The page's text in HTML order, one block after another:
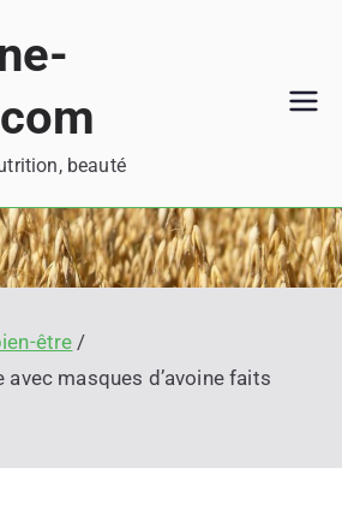
beauté
être
masques d’avoine faits